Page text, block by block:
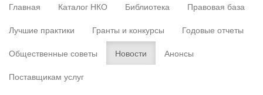
Главная Каталог НКО Библиотека
Правовая база
Лучшие практики
Гранты и конкурсы
Годовые отчеты
Общественные советы
Новости
Анонсы
Поставщикам услуг